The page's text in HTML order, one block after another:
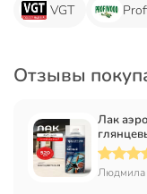
VGT
Отзывы
Лак
Людмила